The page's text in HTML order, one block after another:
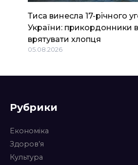
Тиса винесла 17-річного
України: прикордонники
врятувати хлопця
05.08.2026
Рубрики
Економіка
Здоров’я
Культура